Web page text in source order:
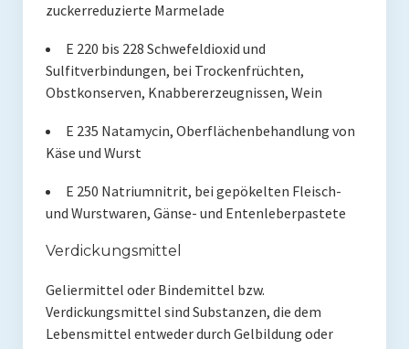
zuckerreduzierte Marmelade
E 220 bis 228 Schwefeldioxid und
Sulfitverbindungen, bei Trockenfrüchten,
Obstkonserven, Knabbererzeugnissen, Wein
E 235 Natamycin, Oberflächenbehandlung von
Käse und Wurst
E 250 Natriumnitrit, bei gepökelten Fleisch-
und Wurstwaren, Gänse- und Entenleberpastete
Verdickungsmittel
Geliermittel oder Bindemittel bzw.
Verdickungsmittel sind Substanzen, die dem
Lebensmittel entweder durch Gelbildung oder